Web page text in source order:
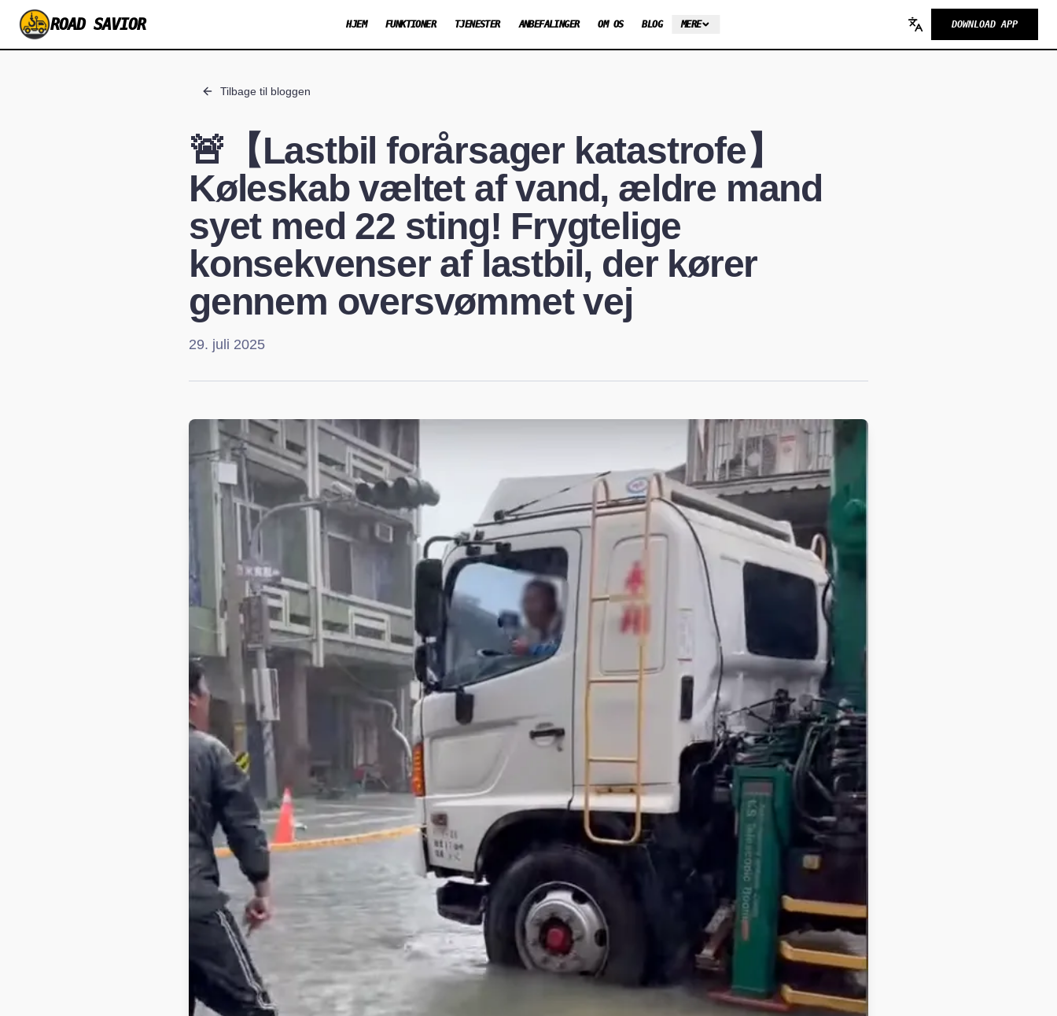
ROAD SAVIOR HJEM FUNKTIONER TJENESTER ANBEFALINGER OM OS BLOG MERE
Change language
DOWNLOAD APP
Tilbage til bloggen
🚨【Lastbil forårsager katastrofe】
Køleskab væltet af vand, ældre mand
syet med 22 sting! Frygtelige
konsekvenser af lastbil, der kører
gennem oversvømmet vej
29. juli 2025